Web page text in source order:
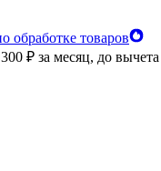
обработке товаров
₽ за месяц, до